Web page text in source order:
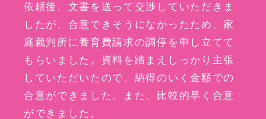
依頼後、文書を送って交渉していただきま
したが、合意できそうになかったため、家
庭裁判所に養育費請求の調停を申し立てて
もらいました。資料を踏まえしっかり主張
していただいたので、納得のいく金額での
合意ができました。また、比較的早く合意
ができました。